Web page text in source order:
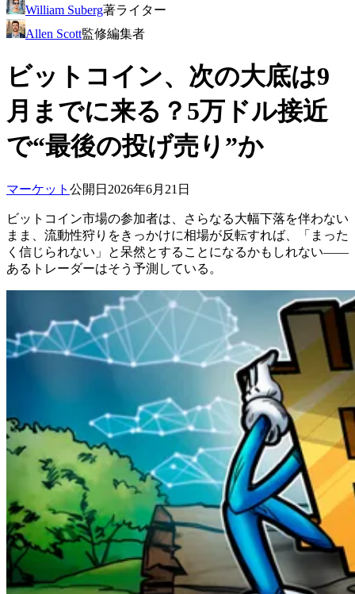
William Suberg著ライター
Allen Scott監修編集者
ビットコイン、次の大底は9
月までに来る？5万ドル接近
で“最後の投げ売り”か
マーケット 公開日 2026年6月21日
ビットコイン市場の参加者は、さらなる大幅下落を伴わない
まま、流動性狩りをきっかけに相場が反転すれば、「まった
く信じられない」と呆然とすることになるかもしれない――
あるトレーダーはそう予測している。